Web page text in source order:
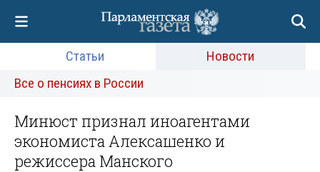
Статьи
Новости
Все о пенсиях в России
Минюст признал иноагентами
экономиста Алексашенко и
режиссера Манского